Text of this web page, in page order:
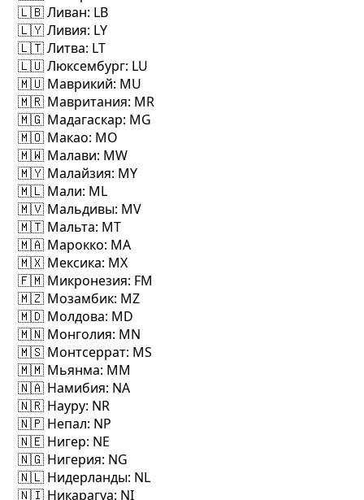
🇱🇧 Ливан: LB
🇱🇾 Ливия: LY
🇱🇹 Литва: LT
🇱🇺 Люксембург: LU
🇲🇺 Маврикий: MU
🇲🇷 Мавритания: MR
🇲🇬 Мадагаскар: MG
🇲🇴 Макао: MO
🇲🇼 Малави: MW
🇲🇾 Малайзия: MY
🇲🇱 Мали: ML
🇲🇻 Мальдивы: MV
🇲🇹 Мальта: MT
🇲🇦 Марокко: MA
🇲🇽 Мексика: MX
🇫🇲 Микронезия: FM
🇲🇿 Мозамбик: MZ
🇲🇩 Молдова: MD
🇲🇳 Монголия: MN
🇲🇸 Монтсеррат: MS
🇲🇲 Мьянма: MM
🇳🇦 Намибия: NA
🇳🇷 Науру: NR
🇳🇵 Непал: NP
🇳🇪 Нигер: NE
🇳🇬 Нигерия: NG
🇳🇱 Нидерланды: NL
🇳🇮 Никарагуа: NI